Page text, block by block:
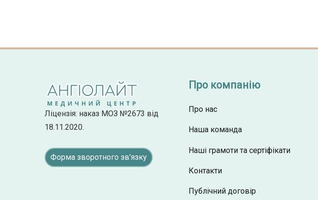
Ліцензія: наказ МОЗ №2673 від
18.11.2020.
Форма зворотного зв'язку
Про компанію
Про нас
Наша команда
Наші грамоти та сертіфікати
Контакти
Публічний договір